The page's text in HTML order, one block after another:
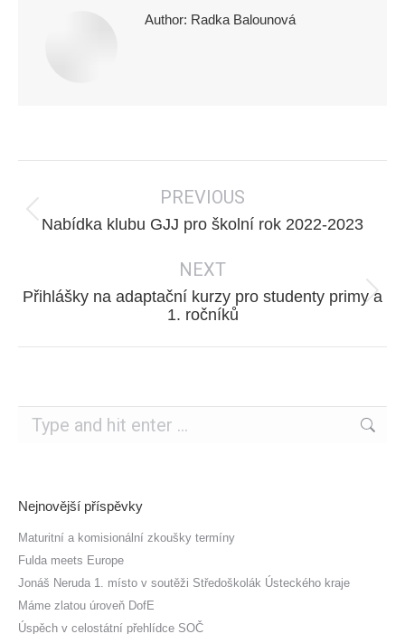
Author: Radka Balounová
navigation
PREVIOUS
Previous
Nabídka klubu GJJ pro školní rok 2022-2023
NEXT
Next
Přihlášky na adaptační kurzy pro studenty primy a
1. ročníků
Search:
Nejnovější příspěvky
Maturitní a komisionální zkoušky termíny
Fulda meets Europe
Jonáš Neruda 1. místo v soutěži Středoškolák Ústeckého kraje
Máme zlatou úroveň DofE
Úspěch v celostátní přehlídce SOČ